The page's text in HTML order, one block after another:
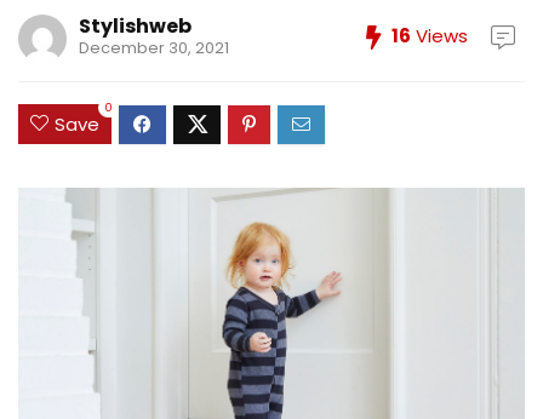
Stylishweb
December 30, 2021 16 Views
Save
0